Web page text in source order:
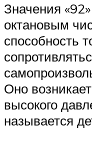
Значения
октановым
способность
Оно
высокого
называется